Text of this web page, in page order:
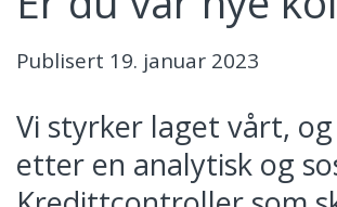
Publisert 19. januar 2023
Vi styrker laget vårt,
etter en analytisk og